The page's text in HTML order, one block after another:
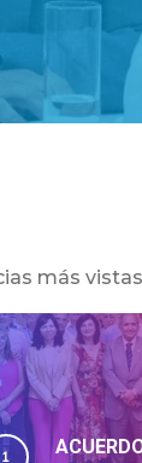
más vistas